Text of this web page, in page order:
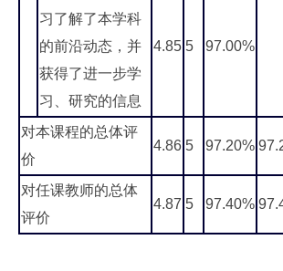
习了解了本学科
的前沿动态，并
获得了进一步学
习、研究的信息
4.85 5 97.00%
对本课程的总体评
价
4.86 5 97.20%
对任课教师的总体
评价
4.87 5 97.40%